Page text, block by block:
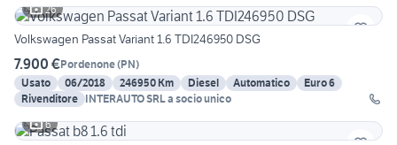
26
Volkswagen Passat Variant 1.6 TDI246950 DSG
7.900 €Pordenone(PN)
Usato
06/2018 246950 Km Diesel Automatico
Euro 6
Rivenditore INTERAUTO SRL a socio unico
6